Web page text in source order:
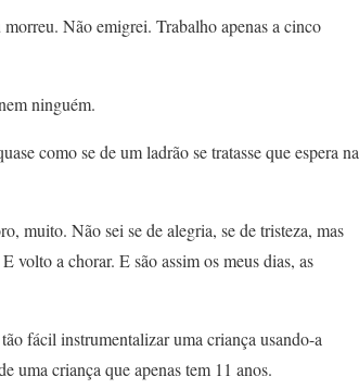
Não emigrei. Trabalho apenas a cinco
ninguém.
como se de um ladrão se tratasse que espera na
muito. Não sei se de alegria, se de tristeza, mas
volto a chorar. E são assim os meus dias, as
fácil instrumentalizar uma criança usando-a
uma criança que apenas tem 11 anos.